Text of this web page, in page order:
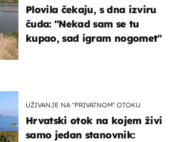
Plovila čekaju, s dna izviru
čuda: "Nekad sam se tu
kupao, sad igram nogomet"
UŽIVANJE NA "PRIVATNOM" OTOKU
Hrvatski otok na kojem živi
samo jedan stanovnik: